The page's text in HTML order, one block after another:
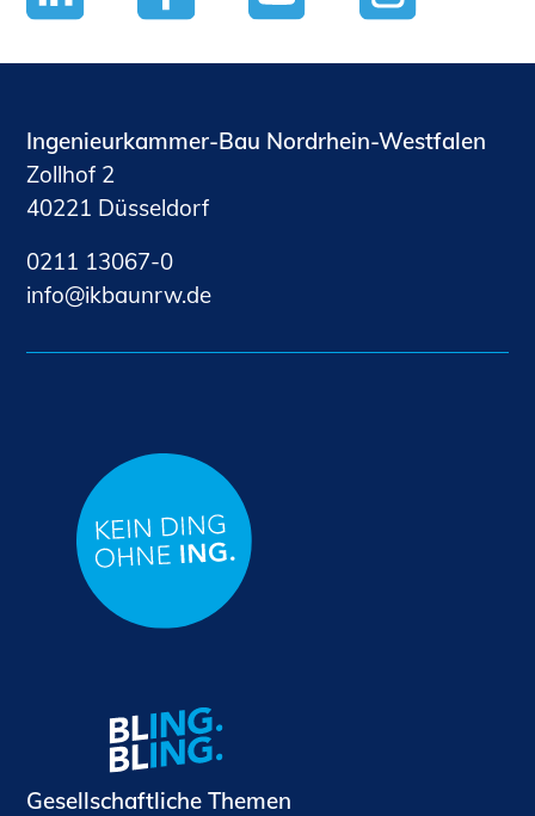
Ingenieurkammer-Bau Nordrhein-Westfalen
Zollhof 2
40221 Düsseldorf
0211 13067-0
nf
kb nrwd
Gesellschaftliche Themen